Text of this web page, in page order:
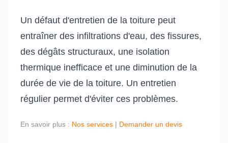
Un défaut d'entretien de la toiture peut
entraîner des infiltrations d'eau, des fissures,
des dégâts structuraux, une isolation
thermique inefficace et une diminution de la
durée de vie de la toiture. Un entretien
régulier permet d'éviter ces problèmes.
En savoir plus : Nos services | Demander un devis